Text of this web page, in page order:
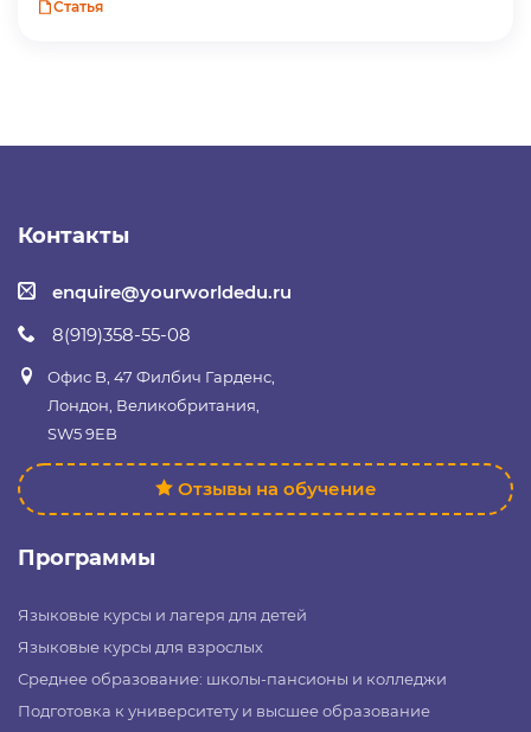
Статья
Контакты
enquire@yourworldedu.ru
8(919)358-55-08
Офис B, 47 Филбич Гарденс,
Лондон, Великобритания,
SW5 9EB
Отзывы на обучение
Программы
Языковые курсы и лагеря для детей
Языковые курсы для взрослых
Среднее образование: школы-пансионы и колледжи
Подготовка к университету и высшее образование